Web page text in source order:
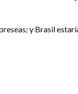
y Brasil